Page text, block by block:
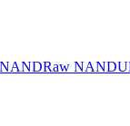
Raw NAND